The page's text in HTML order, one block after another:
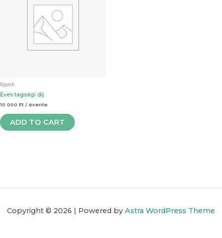
Egyéb
Éves tagsági díj
10 000 Ft / évente
ADD TO CART
Copyright © 2026 | Powered by Astra WordPress Theme